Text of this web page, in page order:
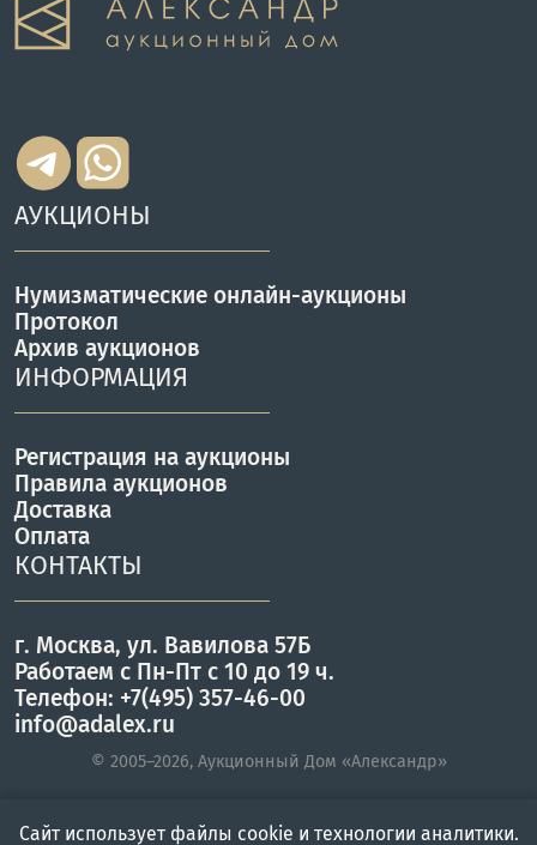
АУКЦИОНЫ
Нумизматические онлайн-аукционы
Протокол
Архив аукционов
ИНФОРМАЦИЯ
Регистрация на аукционы
Правила аукционов
Доставка
Оплата
КОНТАКТЫ
г. Москва, ул. Вавилова 57Б
Работаем с Пн-Пт с 10 до 19 ч.
Телефон: +7(495) 357-46-00
info@adalex.ru
© 2005–2026, Аукционный Дом «Александр»
Сайт использует файлы cookie и технологии аналитики.